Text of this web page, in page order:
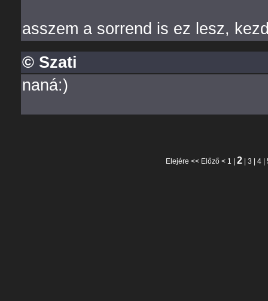
asszem a sorrend is ez lesz,
© Szati
naná:)
Elejére << Előző< 1 2| 3 4|